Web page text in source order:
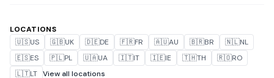
LOCATIONS
🇺🇸US 🇬🇧UK 🇩🇪DE 🇫🇷FR 🇦🇺AU 🇧🇷BR 🇳🇱NL
🇪🇸ES 🇵🇱PL 🇺🇦UA 🇮🇹IT 🇮🇪IE 🇹🇭TH 🇷🇴RO
🇱🇹LT View all locations